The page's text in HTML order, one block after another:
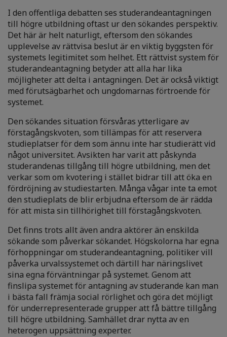
I den offentliga debatten ses studerandeantagningen
till högre utbildning oftast ur den sökandes perspektiv.
Det här är helt naturligt, eftersom den sökandes
upplevelse av rättvisa beslut är en viktig byggsten för
systemets legitimitet som helhet. Ett rättvist system för
studerandeantagning betyder att alla har lika
möjligheter att delta i antagningen. Det är också viktigt
med förutsägbarhet och ungdomarnas förtroende för
systemet.
Den sökandes situation försvåras ytterligare av
förstagångskvoten, som tillämpas för att reservera
studieplatser för dem som ännu inte har studierätt vid
något universitet. Avsikten har varit att påskynda
studerandenas tillgång till högre utbildning, men det
verkar som om kvotering i stället bidrar till att öka en
fördröjning av studiestarten. Många vågar inte ta emot
den studieplats de blir erbjudna eftersom de är rädda
för att mista sin tillhörighet till förstagångskvoten.
Det finns trots allt även andra aktörer än enskilda
sökande som påverkar sökandet. Högskolorna har egna
förhoppningar om studerandeantagning, politiker vill
påverka urvalssystemet och därtill har näringslivet
sina egna förväntningar på systemet. Genom att
finslipa systemet för antagning av studerande kan man
i bästa fall främja social rörlighet och göra det möjligt
för underrepresenterade grupper att få bättre tillgång
till högre utbildning. Samhället drar nytta av en
heterogen uppsättning experter.